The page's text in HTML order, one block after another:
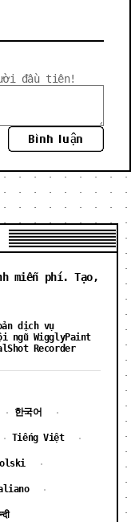
đầu tiên!
Bình luận
miễn phí. Tạo,
dịch vụ
ngũ WigglyPaint
Recorder
· 한국어 ·
· Tiếng Việt ·
·
·